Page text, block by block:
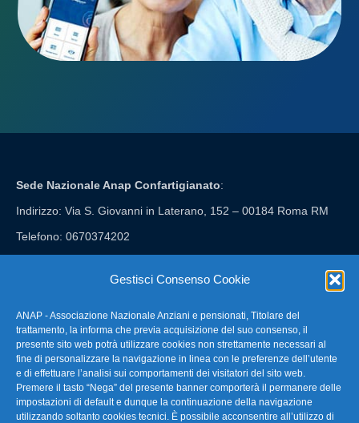
Gestisci Consenso Cookie
ANAP - Associazione Nazionale Anziani e pensionati, Titolare del
trattamento, la informa che previa acquisizione del suo consenso, il
presente sito web potrà utilizzare cookies non strettamente necessari al
fine di personalizzare la navigazione in linea con le preferenze dell’utente
e di effettuare l’analisi sui comportamenti dei visitatori del sito web.
Premere il tasto “Nega” del presente banner comporterà il permanere delle
impostazioni di default e dunque la continuazione della navigazione
utilizzando soltanto cookies tecnici. È possibile acconsentire all’utilizzo di
Sede Nazionale Anap Confartigianato:
Indirizzo: Via S. Giovanni in Laterano, 152 – 00184 Roma RM
Telefono: 0670374202
FAQ – Domande Frequenti
La nostra Newsletter
Link Utili